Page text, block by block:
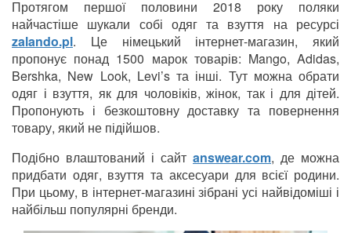
Протягом першої половини 2018 року поляки
найчастіше шукали собі одяг та взуття на ресурсі
zalando.pl. Це німецький інтернет-магазин, який
пропонує понад 1500 марок товарів: Mango, Adidas,
Bershka, New Look, Levi’s та інші. Тут можна обрати
одяг і взуття, як для чоловіків, жінок, так і для дітей.
Пропонують і безкоштовну доставку та повернення
товару, який не підійшов.
Подібно влаштований і сайт answear.com, де можна
придбати одяг, взуття та аксесуари для всієї родини.
При цьому, в інтернет-магазині зібрані усі найвідоміші і
найбільш популярні бренди.